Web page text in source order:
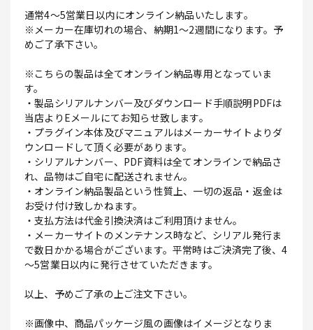
通常4～5営業日以内にオンライン納品いたします。
※メーカー在庫切れの場合、納期1～2週間になります。予
めご了承下さい。
※こちらの製品は全てオンライン納品専用となっていま
す。
・製品シリアルナンバー及びダウンロード手順説明PDFは
当店よりEメールにてお知らせ致します。
・プラグイン本体及びマニュアルはメーカーサイトよりダ
ウンロードして頂く必要があります。
・シリアルナンバー、PDF資料は全てオンラインで納品さ
れ、品物はご自宅に配送されません。
・オンライン納品製品という性質上、一切の返品・返金は
お受け付け致しかねます。
・支払方法は代金引換決済はご利用頂けません。
・メーカーサイトのメンテナンス時など、シリアル発行ま
で数日かかる場合がございます。平常時はご決済完了後、4
～5営業日以内に発行させていただきます。
以上、予めご了承の上ご注文下さい。
※画像中、商品パッケージ風の画像はイメージとなりま